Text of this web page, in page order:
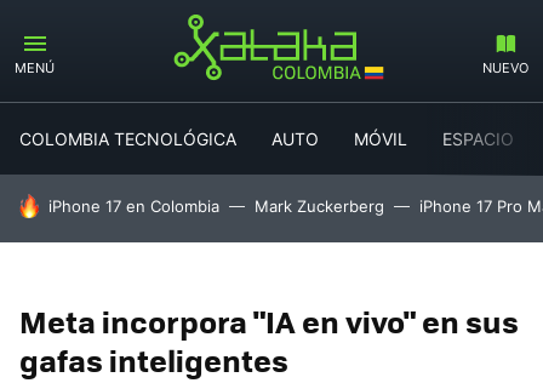
MENÚ NUEVO
COLOMBIA TECNOLÓGICA AUTO MÓVIL ESPACIO
HOY SE HABLA DE
iPhone 17 en Colombia Mark Zuckerberg iPhone 17 Pro
Meta incorpora "IA en vivo" en sus
gafas inteligentes